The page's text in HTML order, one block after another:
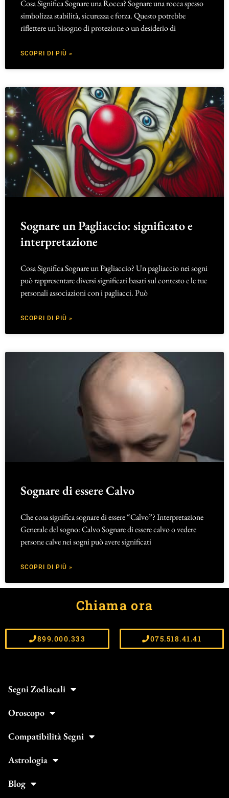
Cosa Significa Sognare una Rocca? Sognare una rocca spesso
simbolizza stabilità, sicurezza e forza. Questo potrebbe
riflettere un bisogno di protezione o un desiderio di
SCOPRI DI PIÙ »
Sognare un Pagliaccio: significato e
interpretazione
Cosa Significa Sognare un Pagliaccio? Un pagliaccio nei sogni
può rappresentare diversi significati basati sul contesto e le tue
personali associazioni con i pagliacci. Può
SCOPRI DI PIÙ »
Sognare di essere Calvo
Che cosa significa sognare di essere “Calvo”? Interpretazione
Generale del sogno: Calvo Sognare di essere calvo o vedere
persone calve nei sogni può avere significati
SCOPRI DI PIÙ »
Chiama ora
899.000.333 075.518.41.41
Segni Zodiacali
Oroscopo
Compatibilità Segni
Astrologia
Blog